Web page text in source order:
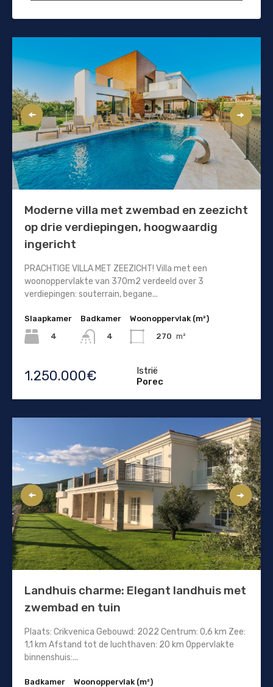
Moderne villa met zwembad en zeezicht
op drie verdiepingen, hoogwaardig
ingericht
PRACHTIGE VILLA MET ZEEZICHT! Villa met een
woonoppervlakte van 370m2 verdeeld over 3
verdiepingen: souterrain, begane...
Slaapkamer
4
Badkamer
4
Woonoppervlak (m²)
270 m²
1.250.000€
Istrië
Porec
Landhuis charme: Elegant landhuis met
zwembad en tuin
Plaats: Crikvenica Gebouwd: 2022 Centrum: 0,6 km Zee:
1,1 km Afstand tot de luchthaven: 20 km Oppervlakte
binnenshuis:...
Badkamer
Woonoppervlak (m²)